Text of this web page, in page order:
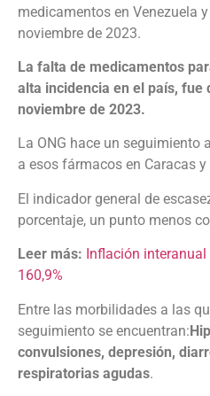
medicamentos en Venezuela
noviembre de 2023.
La falta de medicamentos
alta incidencia en el país, fue
noviembre de 2023.
La ONG hace un
a esos fármacos en Caracas
El indicador general de
porcentaje, un punto menos
Leer más: Inflación interanual
160,9%
Entre las morbilidades a las
seguimiento se encuentran:
convulsiones, depresión,
respiratorias agudas.